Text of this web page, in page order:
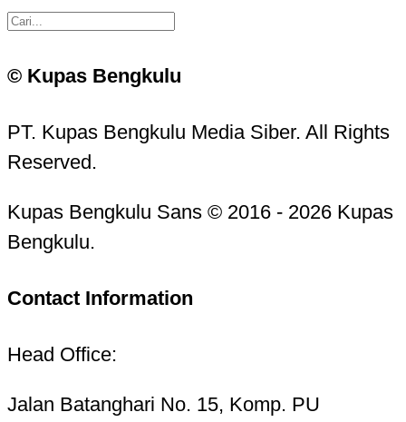
© Kupas Bengkulu
PT. Kupas Bengkulu Media Siber. All Rights
Reserved.
Kupas Bengkulu Sans © 2016 - 2026 Kupas
Bengkulu.
Contact Information
Head Office:
Jalan Batanghari No. 15, Komp. PU